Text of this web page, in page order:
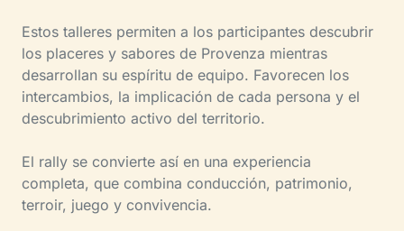
Estos talleres permiten a los participantes descubrir
los placeres y sabores de Provenza mientras
desarrollan su espíritu de equipo. Favorecen los
intercambios, la implicación de cada persona y el
descubrimiento activo del territorio.
El rally se convierte así en una experiencia
completa, que combina conducción, patrimonio,
terroir, juego y convivencia.